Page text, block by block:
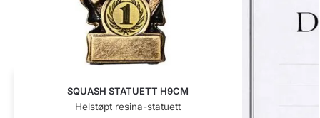
SQUASH STATUETT H9CM
Helstøpt resina-statuett